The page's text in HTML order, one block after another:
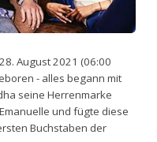
August 2021 (06:00
- alles begann mit
seine Herrenmarke
und fügte diese
Buchstaben der